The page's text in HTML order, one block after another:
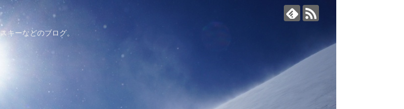
キーなどのブログ。